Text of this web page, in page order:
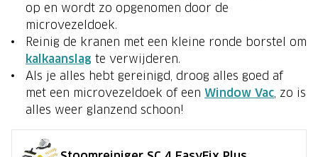
op en wordt zo opgenomen door de
microvezeldoek.
Reinig de kranen met een kleine ronde borstel om
kalkaanslag te verwijderen.
Als je alles hebt gereinigd, droog alles goed af
met een microvezeldoek of een Window Vac , zo is
alles weer glanzend schoon!